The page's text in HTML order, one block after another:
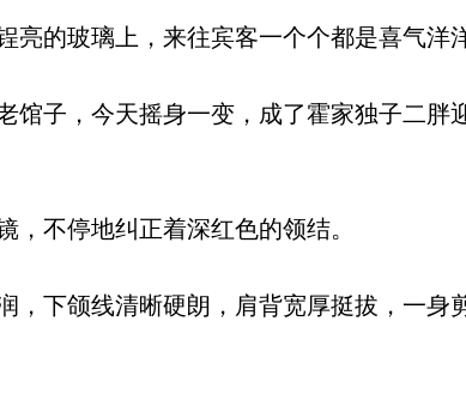
的玻璃上，来往宾客一个个都是喜气洋
子，今天摇身一变，成了霍家独子二胖
不停地纠正着深红色的领结。
下颌线清晰硬朗，肩背宽厚挺拔，一身